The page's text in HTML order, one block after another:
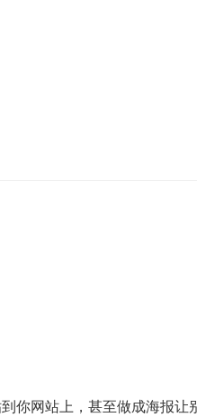
你网站上，甚至做成海报让